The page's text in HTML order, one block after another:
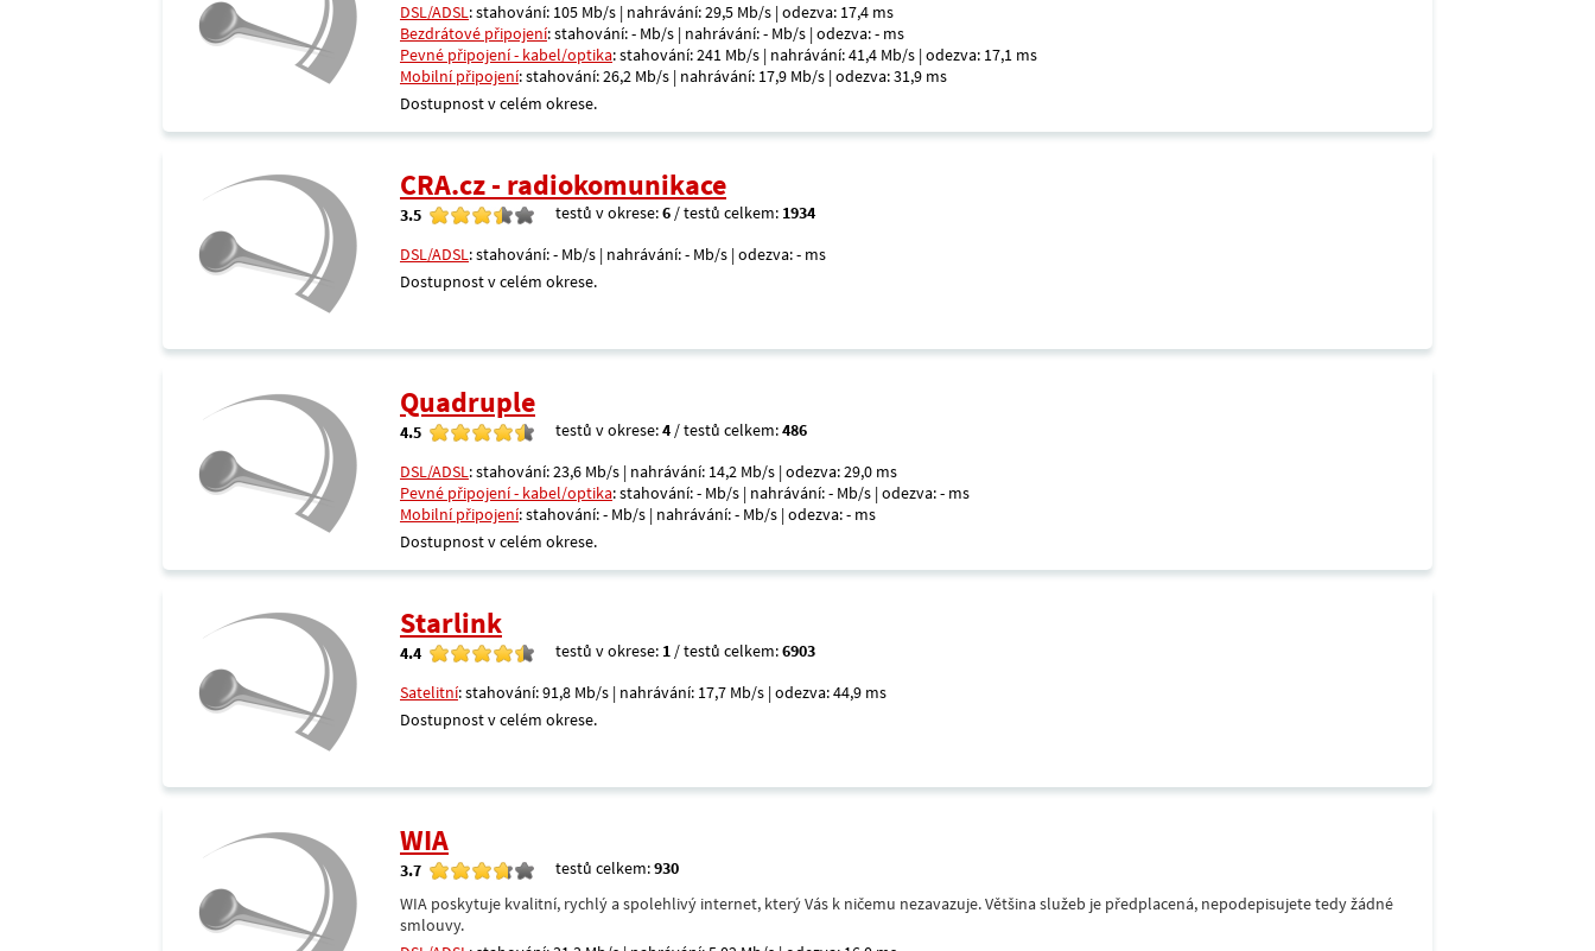
DSL/ADSL: stahování: 105 Mb/s | nahrávání: 29,5 Mb/s | odezva: 17,4 ms
Bezdrátové připojení: stahování: - Mb/s | nahrávání: - Mb/s | odezva: - ms
Pevné připojení - kabel/optika: stahování: 241 Mb/s | nahrávání: 41,4 Mb/s | odezva: 17,1 ms
Mobilní připojení: stahování: 26,2 Mb/s | nahrávání: 17,9 Mb/s | odezva: 31,9 ms
Dostupnost v celém okrese.
CRA.cz - radiokomunikace
3.5 testů v okrese:6 / testů celkem: 1934
DSL/ADSL: stahování: - Mb/s | nahrávání: - Mb/s | odezva: - ms
Dostupnost v celém okrese.
Quadruple
4.5 testů v okrese:4 / testů celkem:486
DSL/ADSL: stahování: 23,6 Mb/s | nahrávání: 14,2 Mb/s | odezva: 29,0 ms
Pevné připojení - kabel/optika: stahování: - Mb/s | nahrávání: - Mb/s | odezva: - ms
Mobilní připojení: stahování: - Mb/s | nahrávání: - Mb/s | odezva: - ms
Dostupnost v celém okrese.
Starlink
4.4 testů v okrese: 1 / testů celkem:6903
Satelitní: stahování: 91,8 Mb/s | nahrávání: 17,7 Mb/s | odezva: 44,9 ms
Dostupnost v celém okrese.
WIA
3.7 testů celkem:930
WIA poskytuje kvalitní, rychlý a spolehlivý internet, který Vás k ničemu nezavazuje. Většina služeb je předplacená, nepodepisujete tedy žádné
smlouvy.